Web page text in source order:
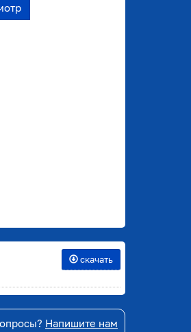
скачать
Напишите нам